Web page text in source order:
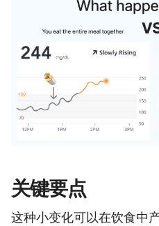
关键要点
这种小变化可以在饮食